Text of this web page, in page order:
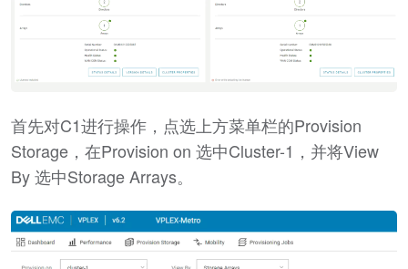
首先对C1进行操作，点选上方菜单栏的Provision
Storage，在Provision on 选中Cluster-1，并将View
By 选中Storage Arrays。